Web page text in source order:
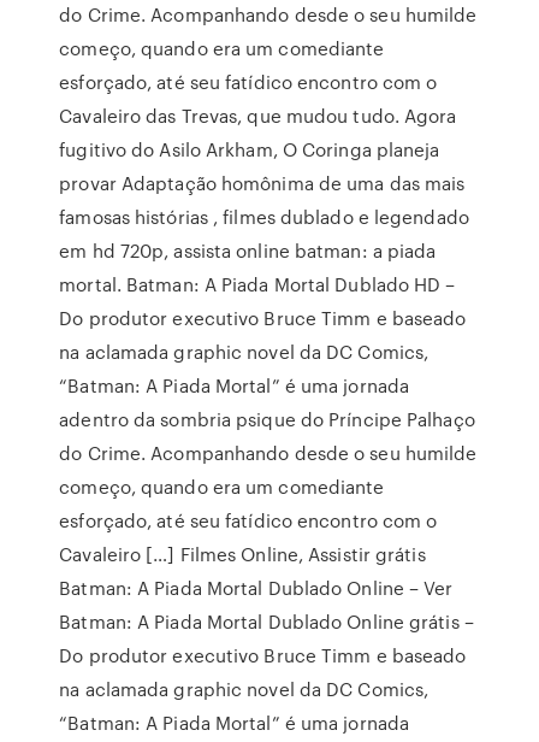
do Crime. Acompanhando desde o seu humilde
começo, quando era um comediante
esforçado, até seu fatídico encontro com o
Cavaleiro das Trevas, que mudou tudo. Agora
fugitivo do Asilo Arkham, O Coringa planeja
provar Adaptação homônima de uma das mais
famosas histórias , filmes dublado e legendado
em hd 720p, assista online batman: a piada
mortal. Batman: A Piada Mortal Dublado HD –
Do produtor executivo Bruce Timm e baseado
na aclamada graphic novel da DC Comics,
“Batman: A Piada Mortal” é uma jornada
adentro da sombria psique do Príncipe Palhaço
do Crime. Acompanhando desde o seu humilde
começo, quando era um comediante
esforçado, até seu fatídico encontro com o
Cavaleiro […] Filmes Online, Assistir grátis
Batman: A Piada Mortal Dublado Online – Ver
Batman: A Piada Mortal Dublado Online grátis –
Do produtor executivo Bruce Timm e baseado
na aclamada graphic novel da DC Comics,
“Batman: A Piada Mortal” é uma jornada